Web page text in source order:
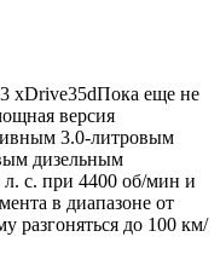
Пока еще не
версия
3.0-литровым
дизельным
л. с. при 4400 об/мин и
в диапазоне от
разгоняться до 100 км/